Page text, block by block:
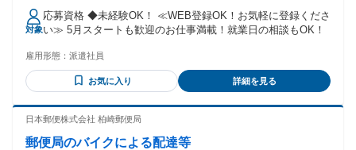
対象
応募資格 ◆未経験OK！ ≪WEB登録OK！お気軽に登録くださ
い≫ 5月スタートも歓迎のお仕事満載！就業日の相談もOK！
雇用形態： 派遣社員
お気に入り 詳細を見る
日本郵便株式会社 柏崎郵便局
郵便局のバイクによる配達等